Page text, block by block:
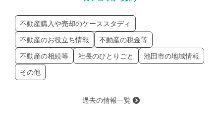
不動産購入や売却のケーススタディ
不動産のお役立ち情報 不動産の税金等
不動産の相続等 社長のひとりごと 池田市の地域情報
その他
過去の情報一覧